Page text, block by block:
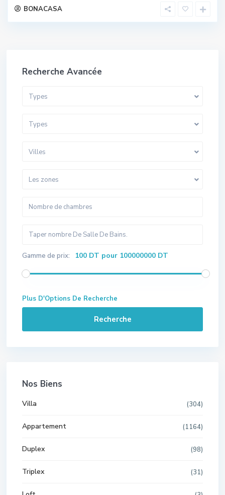
BONACASA
Recherche Avancée
Types
Types
Villes
Les zones
Gamme de prix: 100 DT pour 100000000 DT
Plus D'Options De Recherche
Recherche
Nos Biens
Villa (304)
Appartement (1164)
Duplex (98)
Triplex (31)